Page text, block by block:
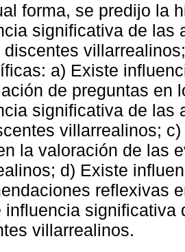
forma, se predijo la
significativa de las
discentes
a) Existe
de preguntas en
significativa de las
villarrealinos;
la valoración de las
d) Existe
reflexivas
influencia significativa
villarrealinos.